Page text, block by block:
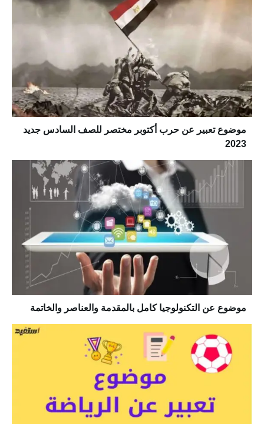
موضوع تعبير عن حرب أكتوبر مختصر للصف السادس جديد
2023
موضوع عن التكنولوجيا كامل بالمقدمة والعناصر والخاتمة